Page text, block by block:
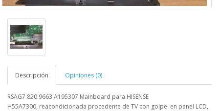
Descripción Opiniones (0)
RSAG7.820.9663 A195307 Mainboard para HISENSE
H55A7300, reacondicionada procedente de TV con golpe en panel LCD,